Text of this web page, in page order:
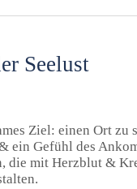
Seelust
Ziel: einen Ort zu
ein Gefühl des
die mit Herzblut &